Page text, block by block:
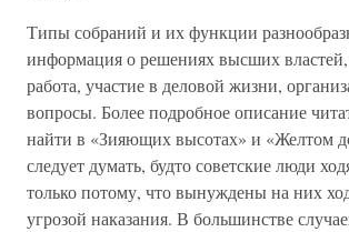
Типы собраний и их функции
информация о решениях высших властей,
работа, участие в деловой жизни,
вопросы. Более подробное описание
найти в «Зияющих высотах» и «Желтом
следует думать, будто советские люди
только потому, что вынуждены на них
угрозой наказания. В большинстве